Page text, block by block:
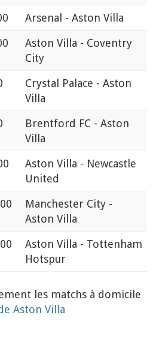
Arsenal - Aston Villa
Aston Villa - Coventry
City
Crystal Palace - Aston
Villa
Brentford FC - Aston
Villa
Aston Villa - Newcastle
United
Manchester City -
Aston Villa
Aston Villa - Tottenham
Hotspur
les matchs à domicile
Aston Villa